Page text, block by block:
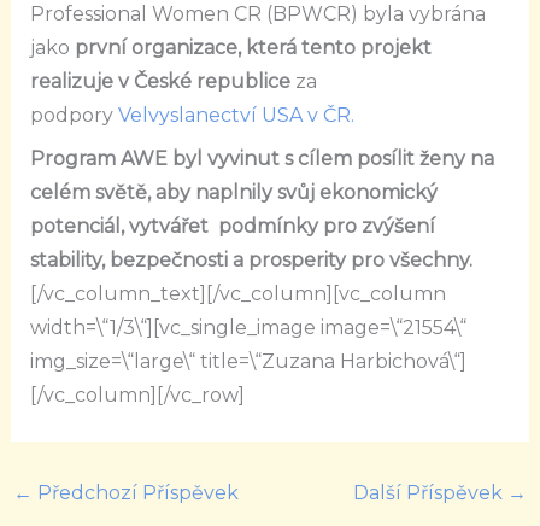
Professional Women CR (BPWCR) byla vybrána
jako první organizace, která tento projekt
realizuje v České republiceza
podpory Velvyslanectví USA v ČR.
Program AWE byl vyvinut s cílem posílit ženy na
celém světě, aby naplnily svůj ekonomický
potenciál, vytvářet podmínky pro zvýšení
stability, bezpečnosti a prosperity pro všechny.
[/vc_column_text][/vc_column][vc_column
width=\“1/3\“][vc_single_image image=\“21554\“
img_size=\“large\“ title=\“Zuzana Harbichová\“]
[/vc_column][/vc_row]
← Předchozí Příspěvek Další Příspěvek →